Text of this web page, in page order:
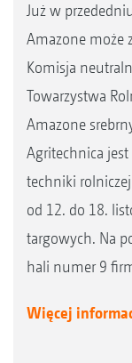
Już w
Amazone może
Komisja
Towarzystwa
Amazone
Agritechnica
techniki
od 12. do 18.
targowych. Na
hali numer 9
Więcej